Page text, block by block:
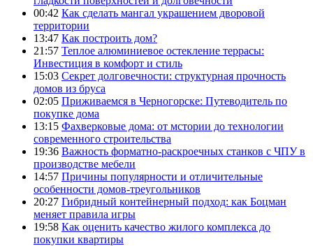
00:42 Как сделать мангал украшением дворовой
территории
13:47 Как построить дом?
21:57 Теплое алюминиевое остекление террасы:
Инвестиция в комфорт и стиль
15:03 Секрет долговечности: структурная прочность
домов из бруса
02:05 Приживаемся в Черногорске: Путеводитель по
покупке дома
13:15 Фахверковые дома: от мстории до технологии
современного строительства
19:36 Важность форматно-раскроечных станков с ЧПУ в
производстве мебели
14:57 Причины популярности и отличительные
особенности домов-треугольников
20:27 Гибридный контейнерный подход: как Боцман
меняет правила игры
19:58 Как оценить качество жилого комплекса до
покупки квартиры